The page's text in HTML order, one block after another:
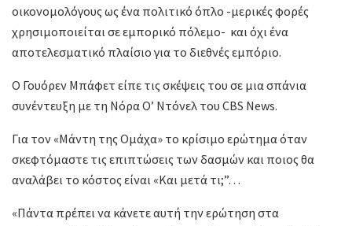
οικονομολόγους ως ένα πολιτικό όπλο -μερικές φορές
χρησιμοποιείται σε εμπορικό πόλεμο- και όχι ένα
αποτελεσματικό πλαίσιο για το διεθνές εμπόριο.
Ο Γουόρεν Μπάφετ είπε τις σκέψεις του σε μια σπάνια
συνέντευξη με τη Νόρα Ο’ Ντόνελ του CBS News.
Για τον «Μάντη της Ομάχα» το κρίσιμο ερώτημα όταν
σκεφτόμαστε τις επιπτώσεις των δασμών και ποιος θα
αναλάβει το κόστος είναι «Και μετά τι;”…
«Πάντα πρέπει να κάνετε αυτή την ερώτηση στα